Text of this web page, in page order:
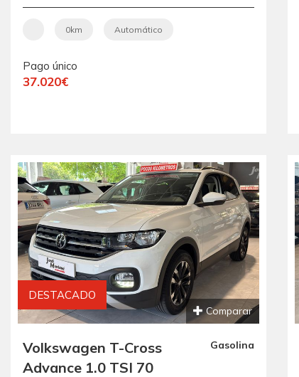
0km Automático
Pago único
37.020€
DESTACADO
Comparar
Volkswagen T-Cross
Advance 1.0 TSI 70
Gasolina